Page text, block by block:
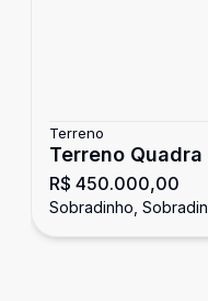
Terreno
Terreno
de esquina.
R$ 450.000,00
Sobradinho,